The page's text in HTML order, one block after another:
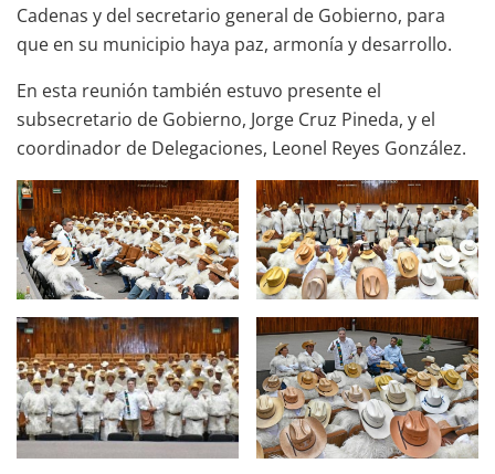
Cadenas y del secretario general de Gobierno, para
que en su municipio haya paz, armonía y desarrollo.
En esta reunión también estuvo presente el
subsecretario de Gobierno, Jorge Cruz Pineda, y el
coordinador de Delegaciones, Leonel Reyes González.